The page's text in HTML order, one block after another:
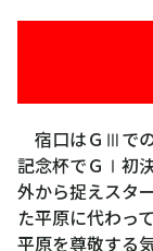
宿口はＧⅢで
記念杯でＧⅠ初
外から捉えスタ
た平原に代わっ
平原を尊敬する